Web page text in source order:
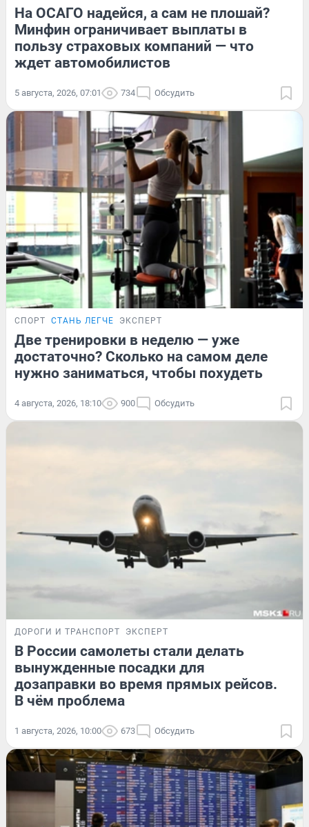
На ОСАГО надейся, а сам не плошай?
Минфин ограничивает выплаты в
пользу страховых компаний — что
ждет автомобилистов
5 августа, 2026, 07:01 734 Обсудить
СПОРТ СТАНЬ ЛЕГЧЕ ЭКСПЕРТ
Две тренировки в неделю — уже
достаточно? Сколько на самом деле
нужно заниматься, чтобы похудеть
4 августа, 2026, 18:10 900 Обсудить
ДОРОГИ И ТРАНСПОРТ ЭКСПЕРТ
В России самолеты стали делать
вынужденные посадки для
дозаправки во время прямых рейсов.
В чём проблема
1 августа, 2026, 10:00 673 Обсудить